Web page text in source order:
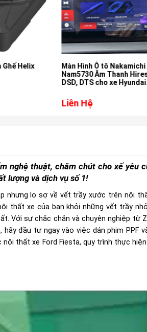
Màn Hình Ô tô Nakamichi
Nam5730 Âm Thanh Hires,
DSD, DTS cho xe Hyundai
nghệ thuật, chăm chút cho xế yêu
lượng và dịch vụ số 1!
nhưng lo sợ về vết trầy xước trên nội
thất xe của bạn khỏi những vết trầy
Với sự chắc chắn và chuyên nghiệp từ
hãy đầu tư ngay vào việc dán phim
nội thất xe Ford Fiesta, quy trình thực